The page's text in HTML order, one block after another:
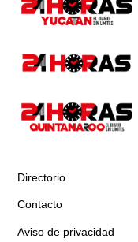
Directorio
Contacto
Aviso de privacidad